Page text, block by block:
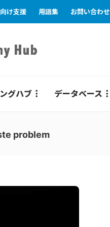
け支援 用語集 お問い合わせ
グハブ データベース
problem